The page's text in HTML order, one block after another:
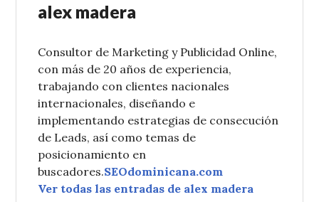
alex madera
Consultor de Marketing y Publicidad Online,
con más de 20 años de experiencia,
trabajando con clientes nacionales
internacionales, diseñando e
implementando estrategias de consecución
de Leads, así como temas de
posicionamiento en
buscadores.SEOdominicana.com
Ver todas las entradas de alex madera